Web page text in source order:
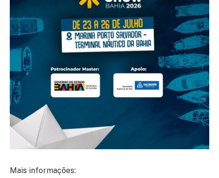
Mais informações: